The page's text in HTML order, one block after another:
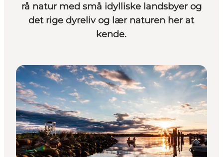
rå natur med små idylliske landsbyer og
det rige dyreliv og lær naturen her at
kende.